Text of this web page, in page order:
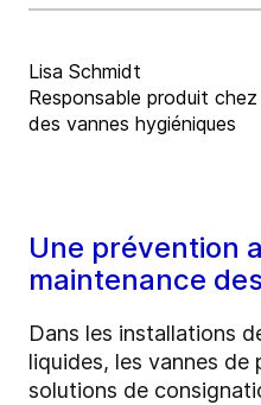
Lisa Schmidt
Responsable produit
des vannes hygiéniques
Une prévention
maintenance
Dans les installations
liquides, les vannes de
solutions de